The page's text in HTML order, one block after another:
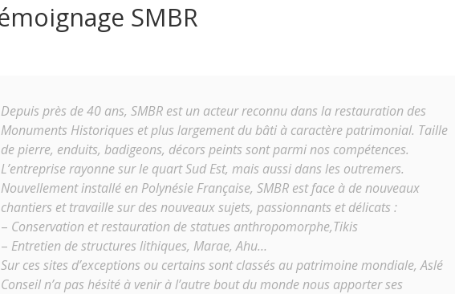
SMBR
Depuis près de 40 ans, SMBR est un acteur reconnu dans la restauration des
Monuments Historiques et plus largement du bâti à caractère patrimonial. Taille
de pierre, enduits, badigeons, décors peints sont parmi nos compétences.
L’entreprise rayonne sur le quart Sud Est, mais aussi dans les outremers.
Nouvellement installé en Polynésie Française, SMBR est face à de nouveaux
chantiers et travaille sur des nouveaux sujets, passionnants et délicats :
– Conservation et restauration de statues anthropomorphe,Tikis
– Entretien de structures lithiques, Marae, Ahu…
Sur ces sites d’exceptions ou certains sont classés au patrimoine mondiale, Aslé
Conseil n’a pas hésité à venir à l’autre bout du monde nous apporter ses